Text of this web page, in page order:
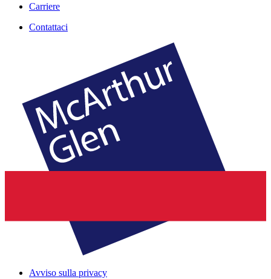
Carriere
Contattaci
Avviso sulla privacy